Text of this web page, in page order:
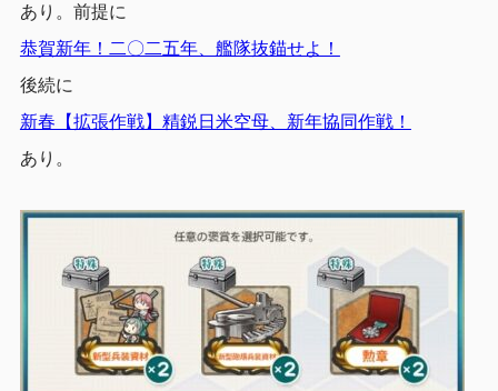
あり。前提に
恭賀新年！二〇二五年、艦隊抜錨せよ！
後続に
新春【拡張作戦】精鋭日米空母、新年協同作戦！
あり。